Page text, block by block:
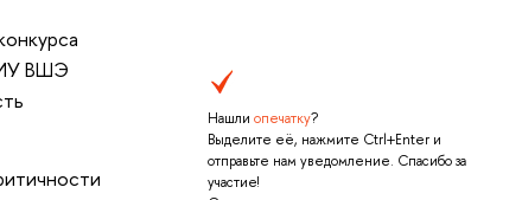
Нашли опечатку?
Выделите её, нажмите Ctrl+Enter и
отправьте нам уведомление. Спасибо за
участие!
ВШЭ